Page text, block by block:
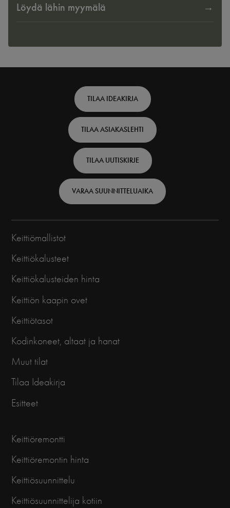
Löydä lähin myymälä
Finnish
TILAA IDEAKIRJA
TILAA ASIAKASLEHTI
TILAA UUTISKIRJE
VARAA SUUNNITTELUAIKA
Keittiömallistot
Keittiökalusteet
Keittiökalusteiden hinta
Keittiön kaapin ovet
Keittiötasot
Kodinkoneet, altaat ja hanat
Muut tilat
Tilaa Ideakirja
Esitteet
Keittiöremontti
Keittiöremontin hinta
Keittiösuunnittelu
Keittiösuunnittelija kotiin